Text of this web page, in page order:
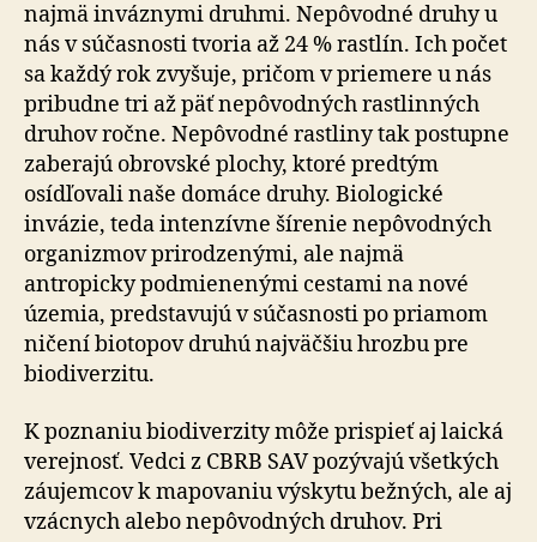
najmä inváznymi druhmi. Nepôvodné druhy u
nás v súčasnosti tvoria až 24 % rastlín. Ich počet
sa každý rok zvyšuje, pričom v priemere u nás
pribudne tri až päť nepôvodných rastlinných
druhov ročne. Nepôvodné rastliny tak postupne
zaberajú obrovské plochy, ktoré predtým
osídľovali naše domáce druhy. Biologické
invázie, teda intenzívne šírenie nepôvodných
organizmov prirodzenými, ale najmä
antropicky podmienenými cestami na nové
územia, predstavujú v súčasnosti po priamom
ničení biotopov druhú najväčšiu hrozbu pre
biodiverzitu.
K poznaniu biodiverzity môže prispieť aj laická
verejnosť. Vedci z CBRB SAV pozývajú všetkých
záujemcov k mapovaniu výskytu bežných, ale aj
vzácnych alebo nepôvodných druhov. Pri